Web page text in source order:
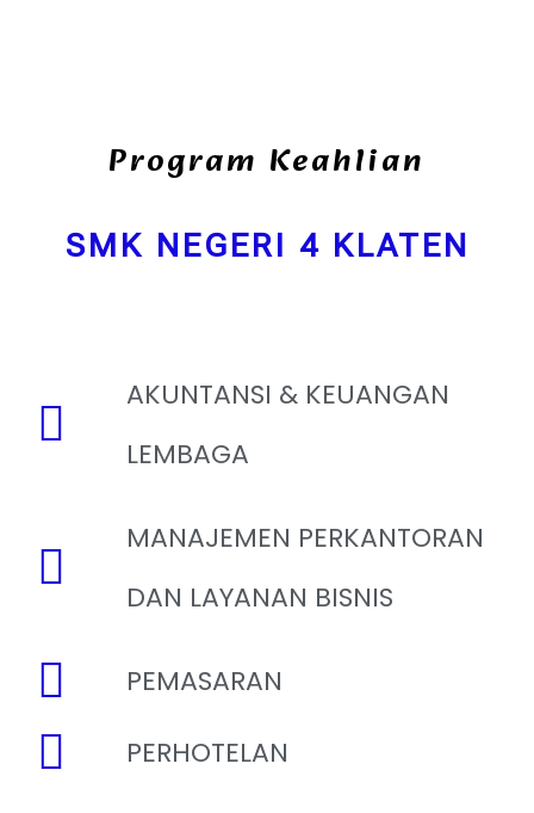
Program Keahlian
SMK NEGERI 4 KLATEN
AKUNTANSI & KEUANGAN
LEMBAGA
MANAJEMEN PERKANTORAN
DAN LAYANAN BISNIS
PEMASARAN
PERHOTELAN